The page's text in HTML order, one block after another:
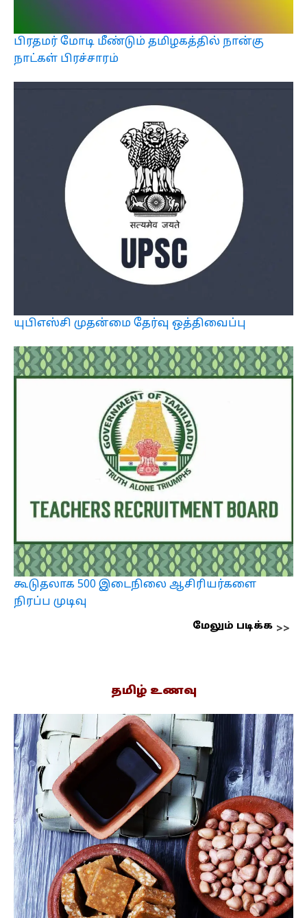
பிரதமர் மோடி மீண்டும் தமிழகத்தில் நான்கு
நாட்கள் பிரச்சாரம்
யுபிஎஸ்சி முதன்மை தேர்வு ஒத்திவைப்பு
கூடுதலாக 500 இடைநிலை ஆசிரியர்களை
நிரப்ப முடிவு
மேலும் படிக்க
தமிழ் உணவு